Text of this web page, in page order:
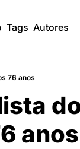
Tags Autores
76 anos
anos